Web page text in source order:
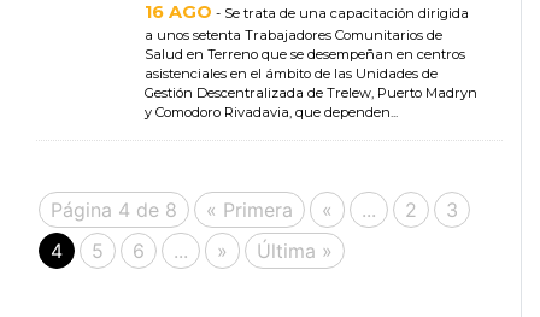
16 AGO - Se trata de una capacitación dirigida
a unos setenta Trabajadores Comunitarios de
Salud en Terreno que se desempeñan en centros
asistenciales en el ámbito de las Unidades de
Gestión Descentralizada de Trelew, Puerto Madryn
y Comodoro Rivadavia, que dependen...
Página 4 de 8 « Primera « ... 2
3
4
5 6 ... » Última »